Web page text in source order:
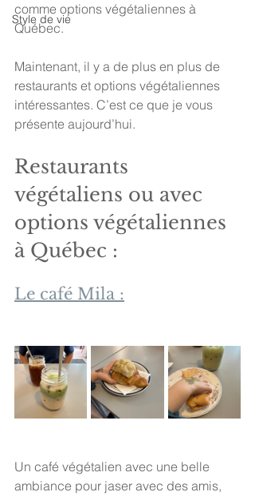
Style de vie
comme options végétaliennes à
Québec.
Maintenant, il y a de plus en plus de
restaurants et options végétaliennes
intéressantes. C’est ce que je vous
présente aujourd’hui.
Restaurants
végétaliens ou avec
options végétaliennes
à Québec :
Le café Mila :
Un café végétalien avec une belle
ambiance pour jaser avec des amis,